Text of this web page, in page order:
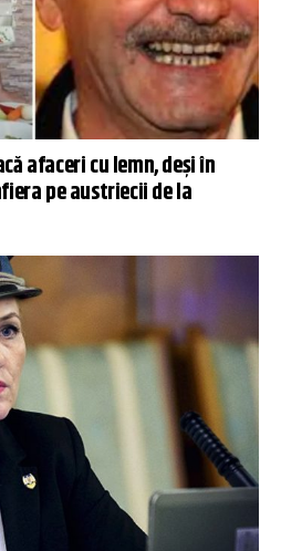
afaceri cu lemn, deși în
pe austriecii de la